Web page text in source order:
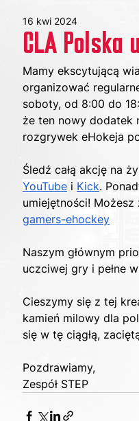
CLA
16 kwi 2024
Mamy ekscytującą
organizować
soboty, od 8:00 do
że ten nowy dodatek
rozgrywek eHokeja
Śledź całą akcję na
YouTube i Kick.
umiejętności!
gamers-ehockey
Naszym głównym
uczciwej gry i pełne
Cieszymy się z tej
kamień milowy dla
się w tę ciągłą,
Pozdrawiamy,
Zespół STEP